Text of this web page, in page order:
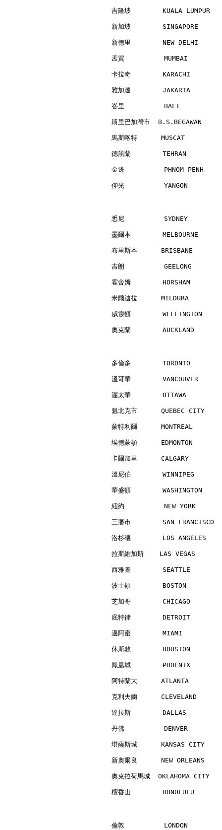
吉隆坡        KUALA LUMPUR
新加坡        SINGAPORE
新德里        NEW
孟買          MUMBAI
卡拉奇        KARACHI
雅加達        JAKARTA
峇里          BALI
斯里巴加灣市  B.S.BEGAWAN
馬斯喀特      MUSCAT
德黑蘭        TEHRAN
金邊          PHNOM PENH
仰光          YANGON
悉尼          SYDNEY
墨爾本        MELBOURNE
布里斯本      BRISBANE
吉朗          GEELONG
霍舍姆        HORSHAM
米爾迪拉      MILDURA
威靈頓
奧克蘭        AUCKLAND
多倫多        TORONTO
溫哥華
渥太華        OTTAWA
魁北克市      QUEBEC
蒙特利爾
埃德蒙頓      EDMONTON
卡爾加里      CALGARY
溫尼伯        WINNIPEG
華盛頓
紐約          NEW YORK
三藩市        SAN
洛杉磯        LOS
拉斯維加斯    LAS VEGAS
西雅圖        SEATTLE
波士頓        BOSTON
芝加哥        CHICAGO
底特律        DETROIT
邁阿密        MIAMI
休斯敦        HOUSTON
鳳凰城        PHOENIX
阿特蘭大      ATLANTA
克利夫蘭
達拉斯        DALLAS
丹佛          DENVER
堪薩斯城      KANSAS
新奧爾良      NEW
奧克拉荷馬城  OKLAHOMA
檀香山        HONOLULU
倫敦          LONDON